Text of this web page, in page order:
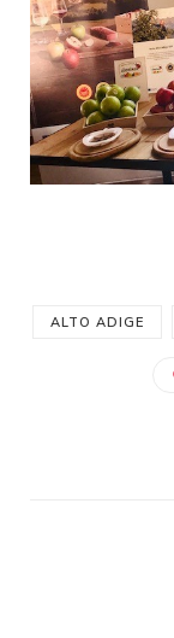
ALTO ADIGE